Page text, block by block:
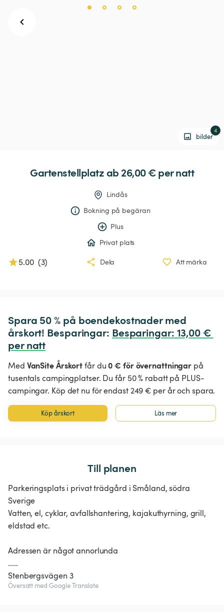
bilder
4
Gartenstellplatz ab 26,00 € per natt
Lindås
Bokning på begäran
Plus
Privat plats
5.00 (3) Dela Att märka
Spara 50 % på boendekostnader med
årskort! Besparingar: Besparingar: 13,00 €
per natt
Med VanSite Årskortfår du0 € för övernattningar på
tusentals campingplatser. Du får 50 % rabatt på PLUS-
campingar. Köp det nu för endast 249 € per år och spara.
Köp årskort Läs mer
Till planen
Parkeringsplats i privat trädgård i Småland, södra
Sverige
Vatten, el, cyklar, avfallshantering, kajakuthyrning, grill,
eldstad etc.
Adressen är något annorlunda
.....
Stenbergsvägen 3
Översatt med Google Translate